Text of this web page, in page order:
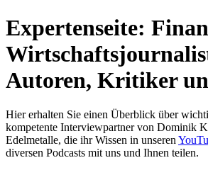
Expertenseite:
Autoren, Kritiker
Hier erhalten Sie einen Überblick über
kompetente Interviewpartner von Dominik
Edelmetalle, die ihr Wissen in unseren
diversen Podcasts mit uns und Ihnen teilen.